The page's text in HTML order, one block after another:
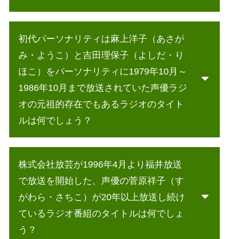
初代パーソナリティは麻上洋子（あさが
み・ようこ）と吉田理保子（よしだ・り
ほこ）をパーソナリティに1979年10月～
1986年10月まで放送されていた声優ラジ
オの元祖的存在でもあるラジオのタイト
ルは何でしょう？
株式会社放芸が1996年4月より福井放送
で放送を開始した、声優の菅原祥子（す
がわら・さちこ）が20年以上放送し続け
ているラジオ番組のタイトルは何でしょ
う？